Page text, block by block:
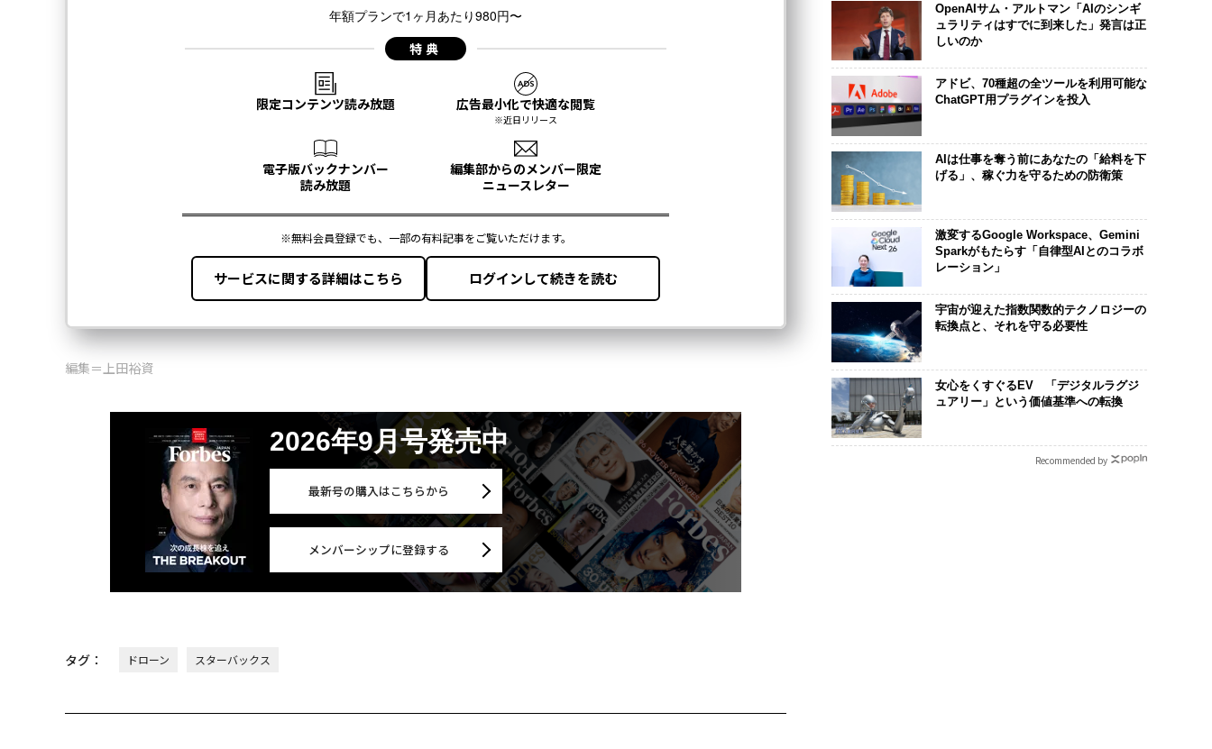
編集＝上田裕資
2026年9月号発売中
最新号の購入はこちらから
メンバーシップに登録する
タグ： ドローン スターバックス
OpenAIサム・アルトマン「AIのシンギ
ュラリティはすでに到来した」発言は正
しいのか
アドビ、70種超の全ツールを利用可能な
ChatGPT用プラグインを投入
AIは仕事を奪う前にあなたの「給料を下
げる」、稼ぐ力を守るための防衛策
激変するGoogle Workspace、Gemini
Sparkがもたらす「自律型AIとのコラボ
レーション」
宇宙が迎えた指数関数的テクノロジーの
転換点と、それを守る必要性
女心をくすぐるEV 「デジタルラグジ
ュアリー」という価値基準への転換
Recommended by